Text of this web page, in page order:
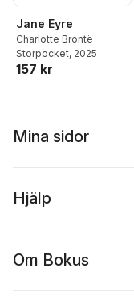
Jane Eyre
Charlotte Brontë
Storpocket, 2025
157 kr
Mina sidor
Hjälp
Om Bokus